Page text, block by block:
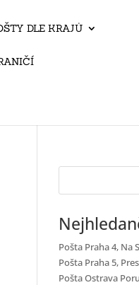
DLE KRAJŮ
Pošta Praha 4, Na
Pošta Praha 5,
Pošta Ostrava